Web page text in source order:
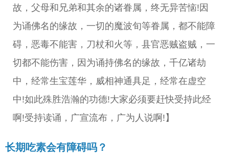
故，父母和兄弟和其余的诸眷属，终无异苦恼!因
为诵佛名的缘故，一切的魔波旬等眷属，都不能障
碍，恶毒不能害，刀杖和火等，县官恶贼盗贼，一
切都不能伤害，因为诵持佛名的缘故，千亿诸劫
中，经常生宝莲华，威相神通具足，经常在虚空
中!如此殊胜浩瀚的功德!大家必须要赶快受持此经
啊!受持读诵，广宣流布，广为人说啊!】
长期吃素会有障碍吗？